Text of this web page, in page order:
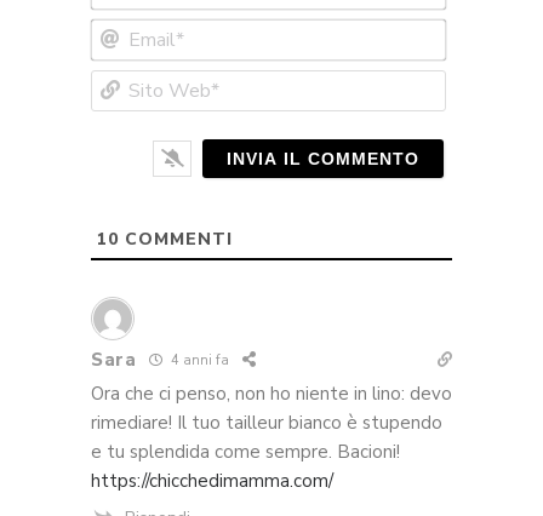
Web*
10 COMMENTI
Sara 4 anni fa
Ora che ci penso, non ho niente in lino: devo
rimediare! Il tuo tailleur bianco è stupendo
e tu splendida come sempre. Bacioni!
https://chicchedimamma.com/